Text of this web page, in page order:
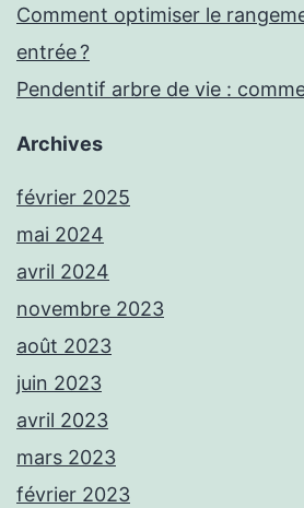
Comment optimiser le
entrée ?
Pendentif arbre de vie :
Archives
février 2025
mai 2024
avril 2024
novembre 2023
août 2023
juin 2023
avril 2023
mars 2023
février 2023